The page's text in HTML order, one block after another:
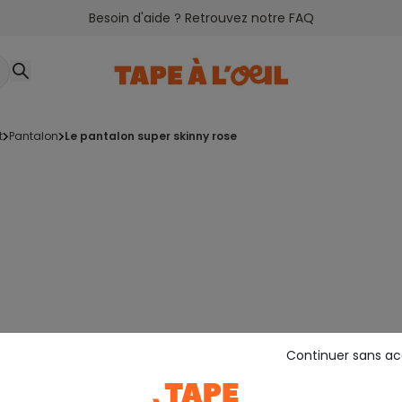
Besoin d'aide ? Retrouvez notre FAQ
pantalon le pantalon super skinny rose
Continuer sans